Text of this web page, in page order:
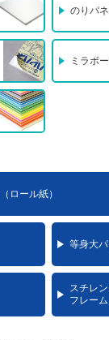
のりパ
ミラボ
ロール紙）
等身大
スチレ
フレーム